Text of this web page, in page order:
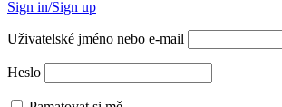
Sign in/Sign up
Uživatelské jméno nebo e-mail
Heslo